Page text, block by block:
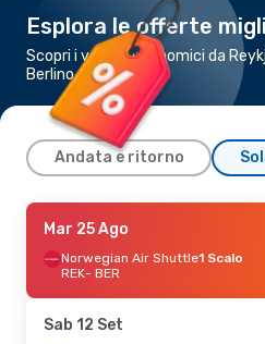
Esplora le offerte
Scopri i voli più economici da
Berlino
Andata e ritorno
Lun 31 Ago
Scandinavian Airlines
1 Scalo
Scandinavian Airlines
1 Scalo
BER- REK
Mar 25 Ago
Norwegian Air Shuttle1 Scalo
REK- BER
Sab 12 Set